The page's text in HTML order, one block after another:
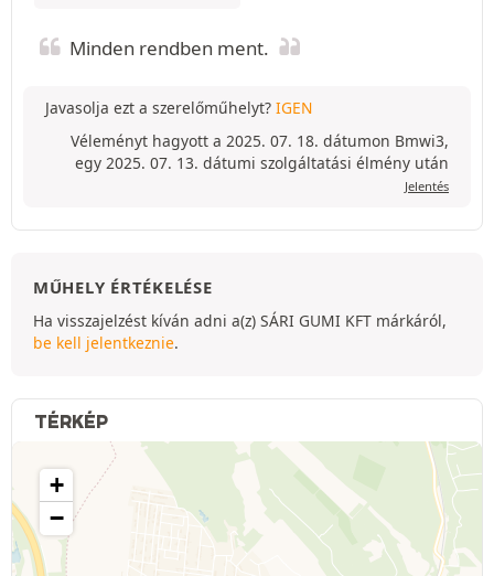
Minden rendben ment.
Javasolja ezt a szerelőműhelyt? IGEN
Véleményt hagyott a 2025. 07. 18. dátumon Bmwi3,
egy 2025. 07. 13. dátumi szolgáltatási élmény után
Jelentés
MŰHELY ÉRTÉKELÉSE
Ha visszajelzést kíván adni a(z) SÁRI GUMI KFT márkáról,
be kell jelentkeznie.
TÉRKÉP
+
−